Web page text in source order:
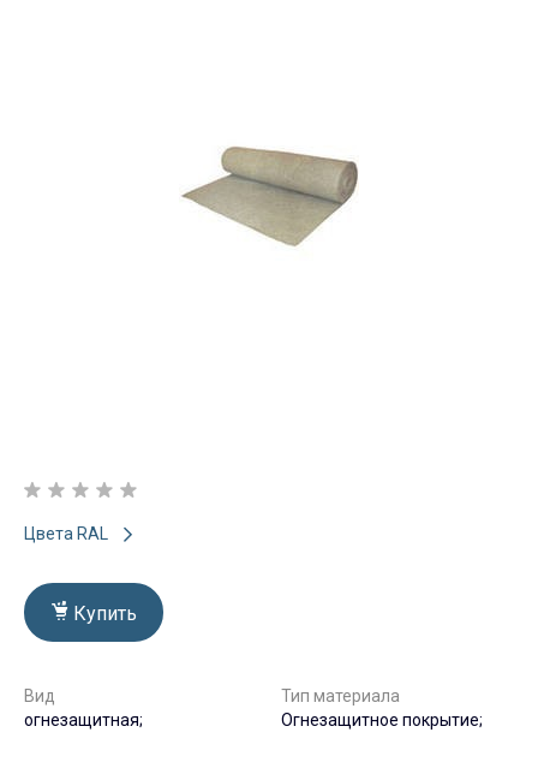
Цвета RAL
Купить
Вид
огнезащитная;
Тип материала
Огнезащитное покрытие;